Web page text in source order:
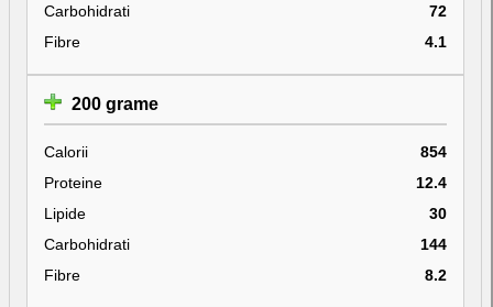
Carbohidrati
72
Fibre
4.1
200 grame
Calorii
854
Proteine
12.4
Lipide
30
Carbohidrati
144
Fibre
8.2